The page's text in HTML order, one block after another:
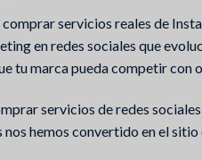
servicios reales de
en redes sociales que
tu marca pueda competir con
servicios de redes
hemos convertido en el